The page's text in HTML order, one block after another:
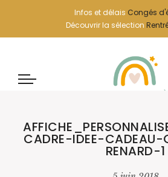
Infos et délais Congés
Découvrir la sélection
CADRE-IDEE-CADEAU-
RENARD-1